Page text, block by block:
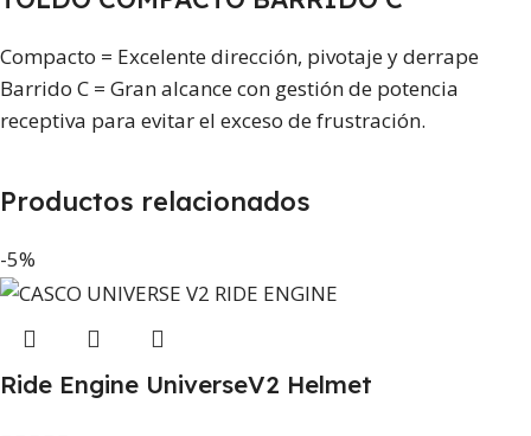
Compacto = Excelente dirección, pivotaje y derrape
Barrido C = Gran alcance con gestión de potencia
receptiva para evitar el exceso de frustración.
Productos relacionados
-5%
Ride Engine UniverseV2 Helmet